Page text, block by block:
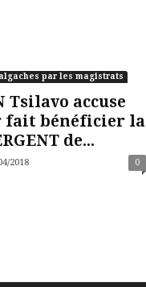
par les magistrats
Tsilavo accuse
fait bénéficier la
de...
2018 0